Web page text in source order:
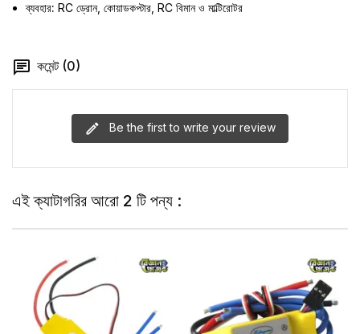
ব্যবহার: RC ড্রোন, কোয়াডকপ্টার, RC বিমান ও মাল্টিরোটর
কমেন্ট (0)
Be the first to write your review
এই ক্যাটাগরির আরো 2 টি পন্য :